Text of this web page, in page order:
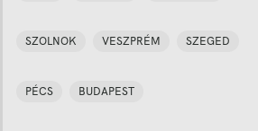
SZOLNOK VESZPRÉM SZEGED
PÉCS BUDAPEST